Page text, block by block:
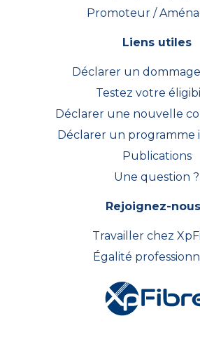
Promoteur /
Liens utiles
Déclarer un
Testez votre
Déclarer une nouvelle
Déclarer un programme
Publications
Une question ?
Rejoignez-
Travailler chez
Égalité